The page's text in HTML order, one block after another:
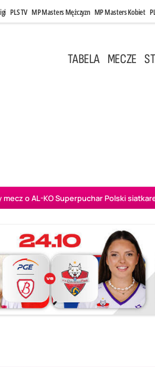
PLS TV MP Masters Mężczyzn MP Masters Kobiet
TABELA MECZE
o AL-KO Superpuchar Polski